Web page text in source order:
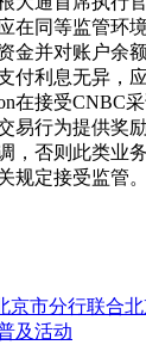
在同等监管环
金并对账户余
付利息无异，
在接受CNBC
易行为提供奖
，否则此类业
规定接受监管。
京市分行联合
及活动